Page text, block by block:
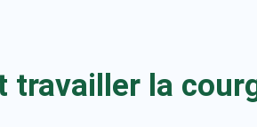
travailler la